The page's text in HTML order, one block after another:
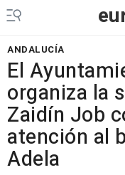
ANDALUCÍA
El
organiza la
Zaidín Job
atención al
Adela